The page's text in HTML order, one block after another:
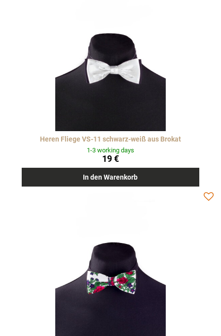
Heren Fliege VS-11 schwarz-weiß aus Brokat
1-3 working days
19 €
In den Warenkorb